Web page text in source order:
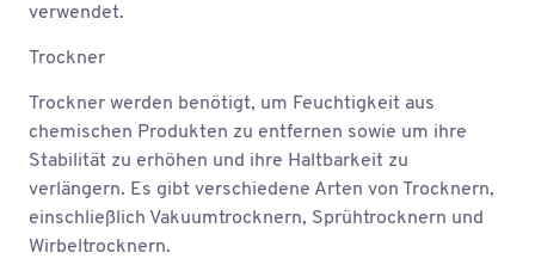
verwendet.
Trockner
Trockner werden benötigt, um Feuchtigkeit aus
chemischen Produkten zu entfernen sowie um ihre
Stabilität zu erhöhen und ihre Haltbarkeit zu
verlängern. Es gibt verschiedene Arten von Trocknern,
einschließlich Vakuumtrocknern, Sprühtrocknern und
Wirbeltrocknern.